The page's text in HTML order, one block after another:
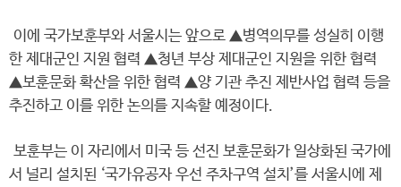
이에 국가보훈부와 서울시는 앞으로 ▲병역의무를 성실히 이행
한 제대군인 지원 협력 ▲청년 부상 제대군인 지원을 위한 협력
▲보훈문화 확산을 위한 협력 ▲양 기관 추진 제반사업 협력 등을
추진하고 이를 위한 논의를 지속할 예정이다.
보훈부는 이 자리에서 미국 등 선진 보훈문화가 일상화된 국가에
서 널리 설치된 ‘국가유공자 우선 주차구역 설치’를 서울시에 제